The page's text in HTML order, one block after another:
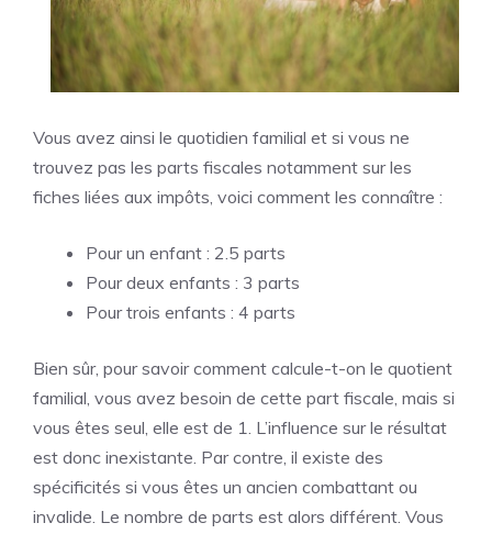
Vous avez ainsi le quotidien familial et si vous ne
trouvez pas les parts fiscales notamment sur les
fiches liées aux impôts, voici comment les connaître :
Pour un enfant : 2.5 parts
Pour deux enfants : 3 parts
Pour trois enfants : 4 parts
Bien sûr, pour savoir comment calcule-t-on le quotient
familial, vous avez besoin de cette part fiscale, mais si
vous êtes seul, elle est de 1. L’influence sur le résultat
est donc inexistante. Par contre, il existe des
spécificités si vous êtes un ancien combattant ou
invalide. Le nombre de parts est alors différent. Vous